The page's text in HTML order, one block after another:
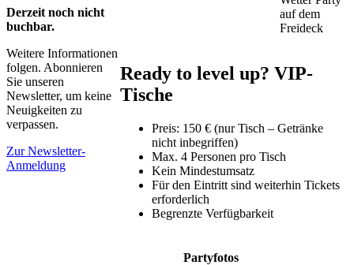
auf dem
Freideck
Ready to level up? VIP-
Tische
Preis: 150 € (nur Tisch – Getränke
nicht inbegriffen)
Max. 4 Personen pro Tisch
Kein Mindestumsatz
Für den Eintritt sind weiterhin Tickets
erforderlich
Begrenzte Verfügbarkeit
Partyfotos
Derzeit noch nicht
buchbar.
Weitere Informationen
folgen. Abonnieren
Sie unseren
Newsletter, um keine
Neuigkeiten zu
verpassen.
Zur Newsletter-
Anmeldung